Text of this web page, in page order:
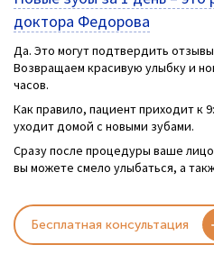
Да. Это могут подтвердить
Возвращаем красивую улыбку и
часов.
Как правило, пациент приходит к
уходит домой с новыми зубами.
Сразу после процедуры ваше
вы можете смело улыбаться, а
Бесплатная консультация
доктора Федорова